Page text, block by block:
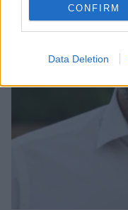
CONFIRM
Data Deletion